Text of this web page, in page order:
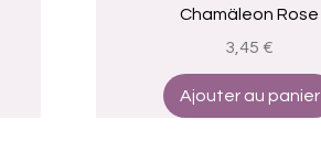
Aperçu rapide
Chamäleon Rose
Prix
3,45 €
Ajouter au panier